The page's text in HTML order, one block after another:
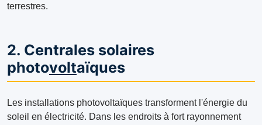
terrestres.
2. Centrales solaires
photovoltaïques
Les installations photovoltaïques transforment l'énergie du
soleil en électricité. Dans les endroits à fort rayonnement